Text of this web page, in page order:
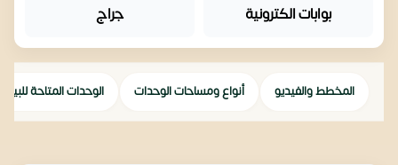
بوابات الكترونية جراج
المخطط والفيديو أنواع ومساحات الوحدات الوحدات المتاحة للبيع